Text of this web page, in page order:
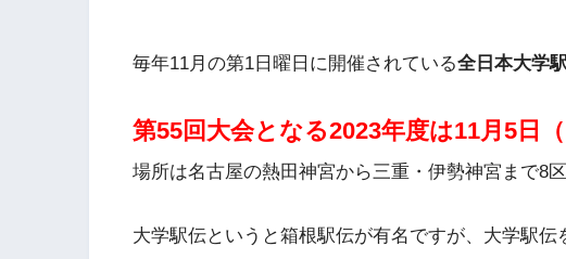
毎年11月の第1日曜日に開催されている全日本大学
第55回大会となる2023年度は11月5日（
場所は名古屋の熱田神宮から三重・伊勢神宮まで8
大学駅伝というと箱根駅伝が有名ですが、大学駅